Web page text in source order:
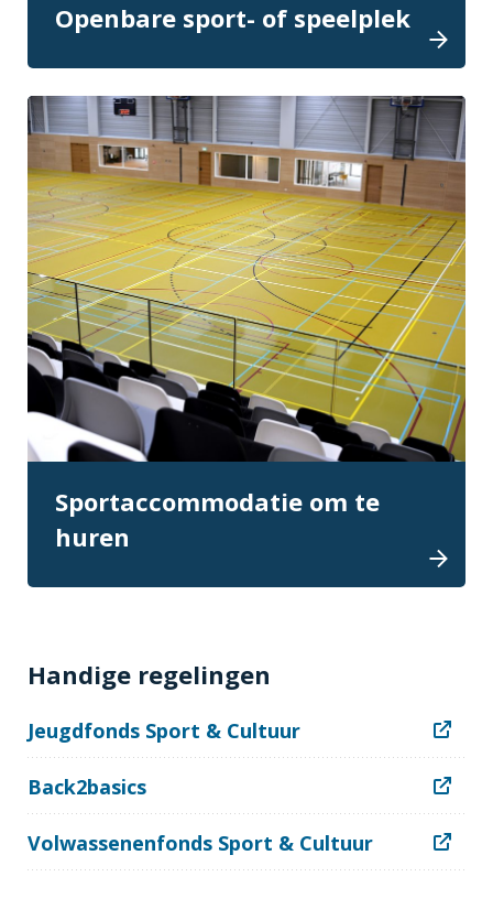
Openbare sport- of speelplek
Sportaccommodatie om te
huren
Handige regelingen
Jeugdfonds Sport & Cultuur
Back2basics
Volwassenenfonds Sport & Cultuur